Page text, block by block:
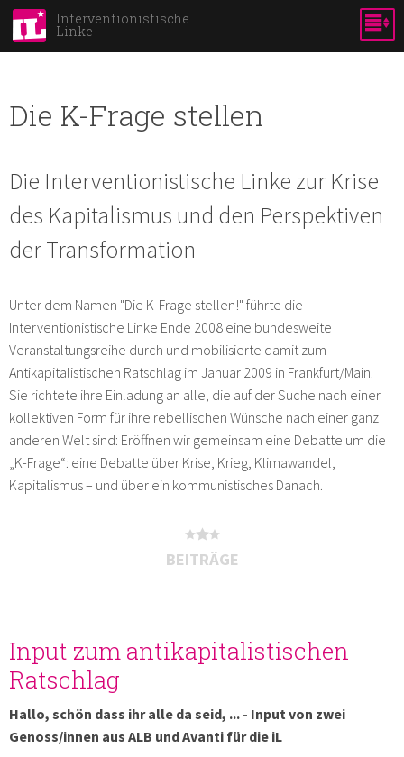
Direkt
Inhalt
Interventionistische
Linke
Bild:
Die K-Frage stellen
Die Interventionistische Linke zur Krise
des Kapitalismus und den Perspektiven
der Transformation
Unter dem Namen "Die K-Frage stellen!" führte die
Interventionistische Linke Ende 2008 eine bundesweite
Veranstaltungsreihe durch und mobilisierte damit zum
Antikapitalistischen Ratschlag im Januar 2009 in Frankfurt/Main.
Sie richtete ihre Einladung an alle, die auf der Suche nach einer
kollektiven Form für ihre rebellischen Wünsche nach einer ganz
anderen Welt sind: Eröffnen wir gemeinsam eine Debatte um die
„K-Frage“: eine Debatte über Krise, Krieg, Klimawandel,
Kapitalismus – und über ein kommunistisches Danach.
BEITRÄGE
Input zum antikapitalistischen
Ratschlag
Hallo, schön dass ihr alle da seid, ... - Input von zwei
Genoss/innen aus ALB und Avanti für die iL